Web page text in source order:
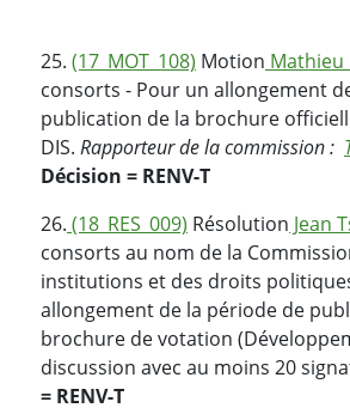
25. (17_MOT_108) Motion Mathieu
consorts - Pour un allongement
publication de la brochure
DIS. Rapporteur de la commission :
Décision = RENV-T
26. (18_RES_009) Résolution Jean
consorts au nom de la
institutions et des droits
allongement de la période de
brochure de votation
discussion avec au moins 20
= RENV-T